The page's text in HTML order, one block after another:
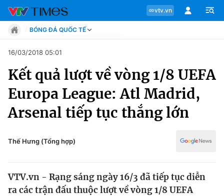
vtv.vn
Chuyên mục
Tin tức
Chân dung
BÓNG ĐÁ QUỐC TẾ
Move
Phong cách
Chân dung
Sự kiện
Bóng đá
Thể thao điện tử
Video
16/03/2018 05:01
Kết quả lượt về vòng 1/8 UEFA
Europa League: Atl Madrid,
Arsenal tiếp tục thắng lớn
Thế Hưng (Tổng hợp)
VTV.vn - Rạng sáng ngày 16/3 đã tiếp tục diễn
ra các trận đấu thuộc lượt về vòng 1/8 UEFA